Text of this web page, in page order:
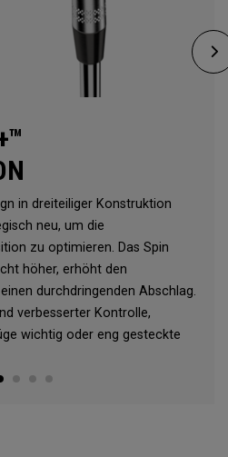
in dreiteiliger Konstruktion
neu, um die
zu optimieren. Das Spin
höher, erhöht den
durchdringenden Abschlag.
verbesserter Kontrolle,
wichtig oder eng gesteckte